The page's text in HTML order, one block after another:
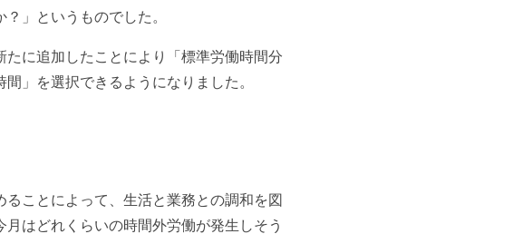
」というものでした。
に追加したことにより「標準労働時間分
」を選択できるようになりました。
ことによって、生活と業務との調和を図
はどれくらいの時間外労働が発生しそう